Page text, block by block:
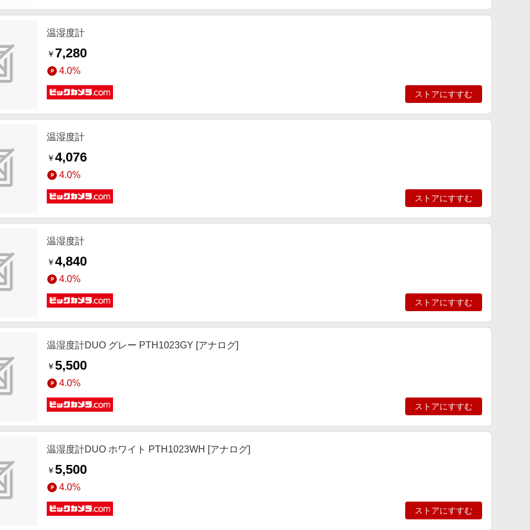
温湿度計
￥ 7,280
4.0%
ストアにすすむ
温湿度計
￥4,076
4.0%
ストアにすすむ
温湿度計
￥4,840
4.0%
ストアにすすむ
温湿度計DUO グレー PTH1023GY [アナログ]
￥5,500
4.0%
ストアにすすむ
温湿度計DUO ホワイト PTH1023WH [アナログ]
￥5,500
4.0%
ストアにすすむ